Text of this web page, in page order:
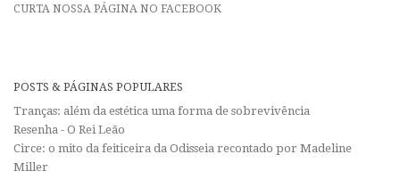
CURTA NOSSA PÁGINA NO FACEBOOK
POSTS & PÁGINAS POPULARES
Tranças: além da estética uma forma de sobrevivência
Resenha - O Rei Leão
Circe: o mito da feiticeira da Odisseia recontado por Madeline
Miller